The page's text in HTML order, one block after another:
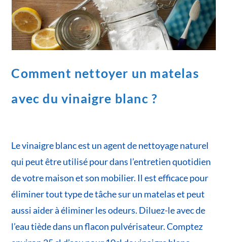
Comment nettoyer un matelas
avec du vinaigre blanc ?
Le vinaigre blanc est un agent de nettoyage naturel
qui peut être utilisé pour dans l’entretien quotidien
de votre maison et son mobilier. Il est efficace pour
éliminer tout type de tâche sur un matelas et peut
aussi aider à éliminer les odeurs. Diluez-le avec de
l’eau tiède dans un flacon pulvérisateur. Comptez